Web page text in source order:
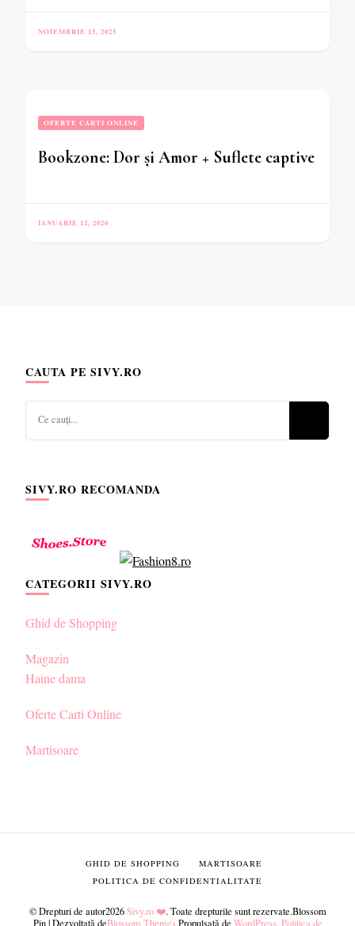
NOIEMBRIE 15, 2025
OFERTE CARTI ONLINE
Bookzone: Dor și Amor + Suflete captive
IANUARIE 12, 2026
CAUTA PE SIVY.RO
SIVY.RO RECOMANDA
CATEGORII SIVY.RO
Ghid de Shopping
Magazin
Haine dama
Oferte Carti Online
Martisoare
© Drepturi de autor2026Sivy.ro ❤️. Toate drepturile sunt rezervate.Blossom
Pin | Dezvoltată deBlossom Themes.Propulsată de WordPress. Politica de
GHID DE SHOPPING
MARTISOARE
POLITICA DE CONFIDENTIALITATE